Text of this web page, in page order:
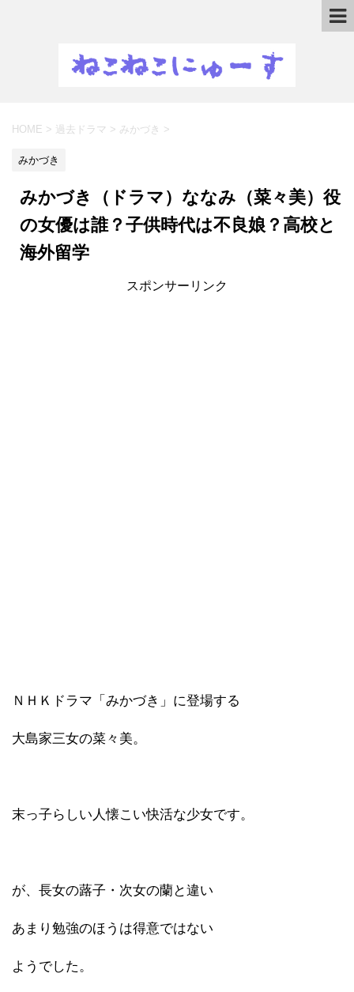
HOME > 過去ドラマ > みかづき >
みかづき
みかづき（ドラマ）ななみ（菜々美）役
の女優は誰？子供時代は不良娘？高校と
海外留学
スポンサーリンク
ＮＨＫドラマ「みかづき」に登場する
大島家三女の菜々美。
末っ子らしい人懐こい快活な少女です。
が、長女の蕗子・次女の蘭と違い
あまり勉強のほうは得意ではない
ようでした。